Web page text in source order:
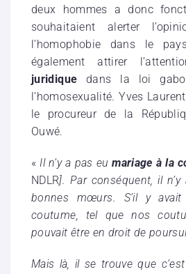
deux hommes a donc
souhaitaient alerter
l’homophobie dans le
également attirer
juridique dans la loi
l’homosexualité. Yves
le procureur de la
Ouwé.
« Il n’y a pas eumariage à la
NDLR]. Par conséquent, il
bonnes mœurs. S’il y
coutume, tel que nos
pouvait être en droit de
Mais là, il se trouve que